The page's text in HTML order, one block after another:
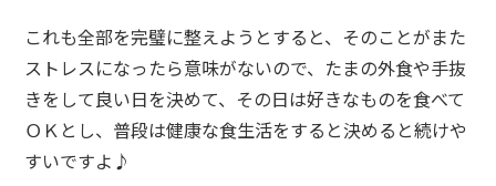
これも全部を完璧に整えようとすると、そのことがまた
ストレスになったら意味がないので、たまの外食や手抜
きをして良い日を決めて、その日は好きなものを食べて
ＯＫとし、普段は健康な食生活をすると決めると続けや
すいですよ♪